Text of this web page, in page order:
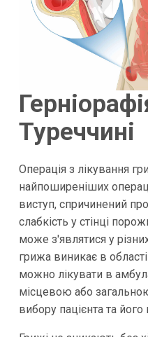
Туреччині
Операція з лікування
найпоширеніших
виступ, спричинений
слабкість у стінці
може з'являтися у
грижа виникає в
можно лікувати в
місцевою або
вибору пацієнта та